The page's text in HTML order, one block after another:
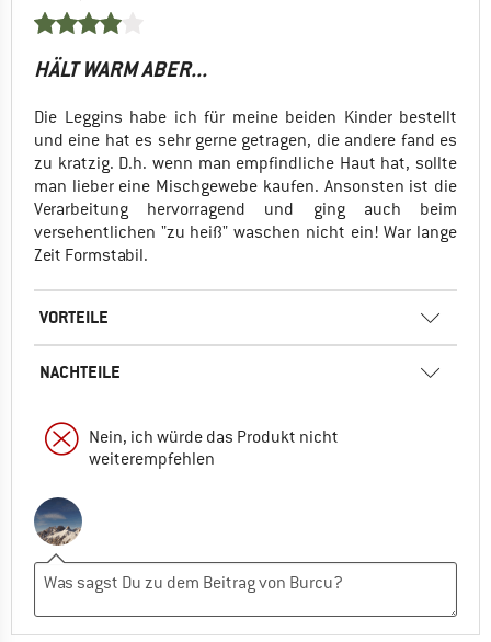
HÄLT WARM ABER...
Die Leggins habe ich für meine beiden Kinder bestellt
und eine hat es sehr gerne getragen, die andere fand es
zu kratzig. D.h. wenn man empfindliche Haut hat, sollte
man lieber eine Mischgewebe kaufen. Ansonsten ist die
Verarbeitung hervorragend und ging auch beim
versehentlichen "zu heiß" waschen nicht ein! War lange
Zeit Formstabil.
VORTEILE
NACHTEILE
Nein, ich würde das Produkt nicht
weiterempfehlen